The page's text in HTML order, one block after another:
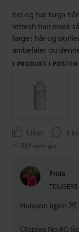
hei eg har farga
refresh hair mask
farget hår og
ambefaler du
1 PRODUKT I
Liker 3
1189 visninger
Frida
TIDLIGERE
Heisann igjen 💌
Olaplex No.4C